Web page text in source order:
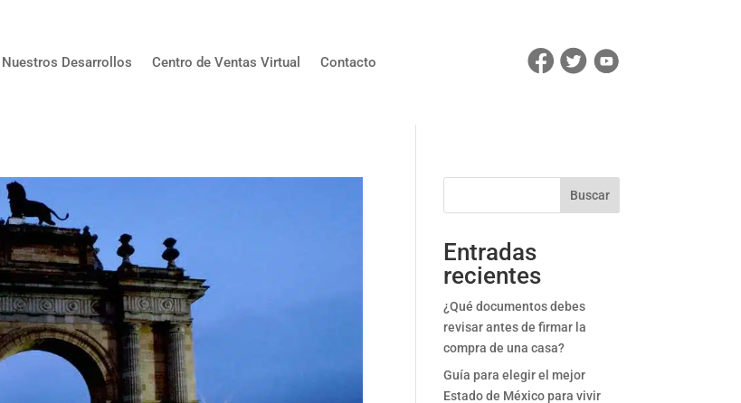
Nuestros Desarrollos Centro de Ventas Virtual Contacto
Buscar
Entradas
recientes
¿Qué documentos debes
revisar antes de firmar la
compra de una casa?
Guía para elegir el mejor
Estado de México para vivir